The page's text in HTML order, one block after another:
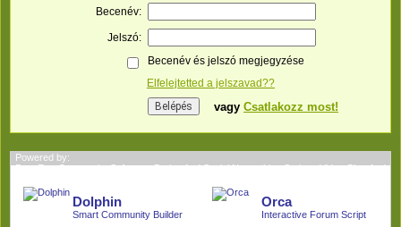
Becenév:
Jelszó:
Becenév és jelszó megjegyzése
Elfelejtetted a jelszavad??
vagy Csatlakozz most!
Powered by:
BoonEx - Community Software; Dating And Social Networking Scripts; Video Chat And
Dolphin
Smart Community Builder
Orca
Interactive Forum Script